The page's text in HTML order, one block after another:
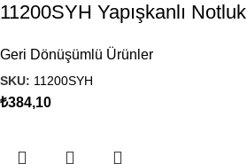
11200SYH Yapışkanlı Notluk
Geri Dönüşümlü Ürünler
SKU: 11200SYH
₺384,10